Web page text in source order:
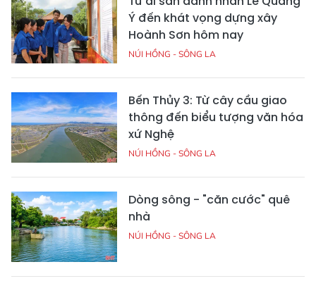
Ý đến khát vọng dựng xây
Hoành Sơn hôm nay
NÚI HỒNG - SÔNG LA
Bến Thủy 3: Từ cây cầu giao
thông đến biểu tượng văn hóa
xứ Nghệ
NÚI HỒNG - SÔNG LA
Dòng sông - "căn cước" quê
nhà
NÚI HỒNG - SÔNG LA